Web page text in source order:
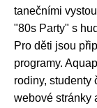
tanečními
"80s Party" s
Pro děti jsou
programy.
rodiny, studenty
webové stránky